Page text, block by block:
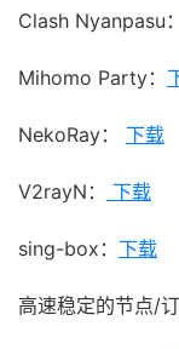
Clash Nyanpasu：
Mihomo Party：
NekoRay： 下载
V2rayN： 下载
sing-box： 下载
高速稳定的节点/订